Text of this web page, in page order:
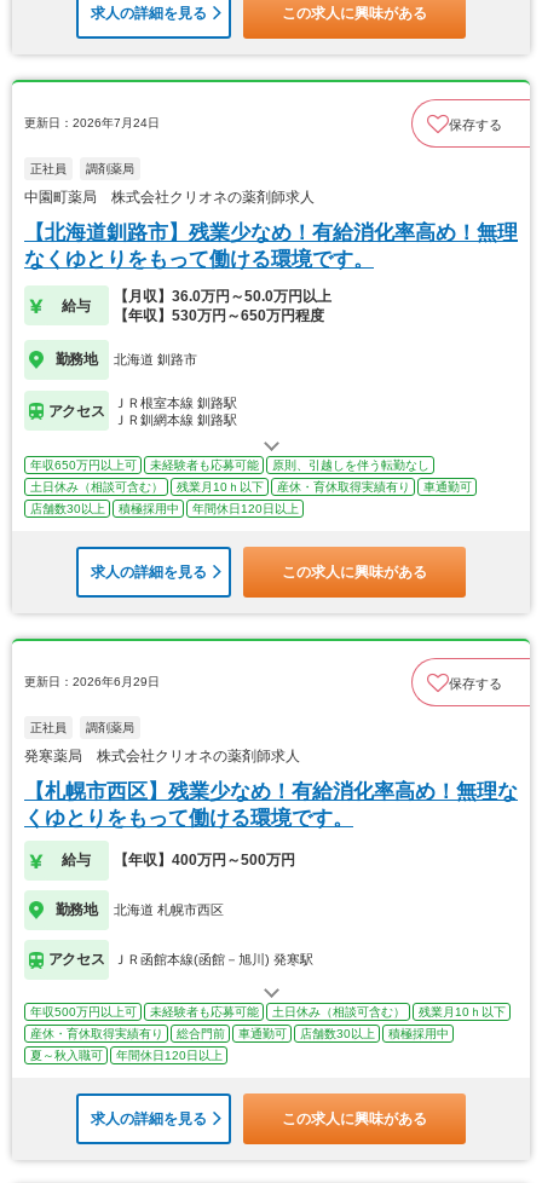
求人の詳細を見る この求人に興味がある
更新日：2026年7月24日 保存する
正社員 調剤薬局
中園町薬局 株式会社クリオネの薬剤師求人
【北海道釧路市】残業少なめ！有給消化率高め！無理
なくゆとりをもって働ける環境です。
給与
【月収】36.0万円～50.0万円以上
【年収】530万円～650万円程度
勤務地 北海道 釧路市
アクセス
ＪＲ根室本線 釧路駅
ＪＲ釧網本線 釧路駅
年収650万円以上可 未経験者も応募可能
原則、引越しを伴う転勤なし
土日休み（相談可含む）
残業月10ｈ以下 産休・育休取得実績有り
車通勤可
店舗数30以上
積極採用中 年間休日120日以上
求人の詳細を見る この求人に興味がある
更新日：2026年6月29日 保存する
正社員 調剤薬局
発寒薬局 株式会社クリオネの薬剤師求人
【札幌市西区】残業少なめ！有給消化率高め！無理な
くゆとりをもって働ける環境です。
給与 【年収】400万円～500万円
勤務地 北海道 札幌市西区
アクセス ＪＲ函館本線(函館－旭川) 発寒駅
年収500万円以上可 未経験者も応募可能 土日休み（相談可含む）
残業月10ｈ以下
産休・育休取得実績有り
総合門前 車通勤可 店舗数30以上
積極採用中
夏～秋入職可
年間休日120日以上
求人の詳細を見る この求人に興味がある